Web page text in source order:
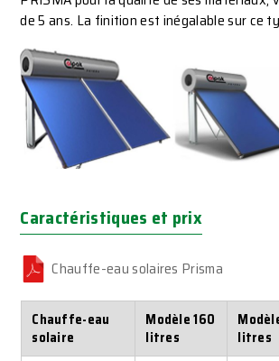
de 5 ans. La finition est inégalable sur ce
Caractéristiques et prix
Chauffe-eau solaires Prisma
Chauffe-eau
solaire
Modèle 160
litres
litres